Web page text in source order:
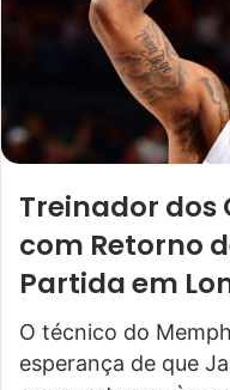
Treinador dos
com Retorno
Partida em
O técnico do
esperança de que